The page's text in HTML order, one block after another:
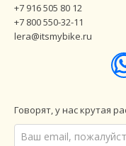
+7 916 505 80 12
+7 800 550-32-11
lera@itsmybike.ru
Говорят, у нас крутая